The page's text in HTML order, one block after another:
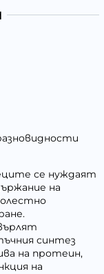
се нуждаят
на
синтез
на протеин,
на